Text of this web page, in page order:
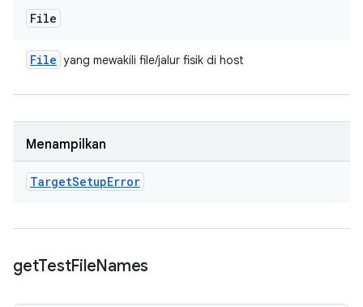
File
File yang mewakili file/jalur fisik di host
Menampilkan
TargetSetupError
getTestFileNames